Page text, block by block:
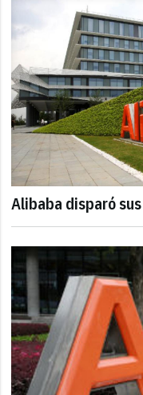
Alibaba disparó